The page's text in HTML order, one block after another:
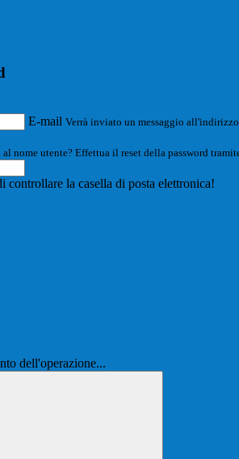
E-mail Verrà inviato un messaggio
nome utente? Effettua il reset della password
controllare la casella di posta elettronica!
dell'operazione...